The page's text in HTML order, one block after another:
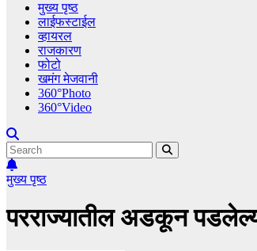
मुख्य पृष्ठ
लाईफस्टाईल
व्हायरल
राजकारण
फोटो
खमंग मेजवानी
360°Photo
360°Video
मुख्य पृष्ठ
परराज्यातील अडकून